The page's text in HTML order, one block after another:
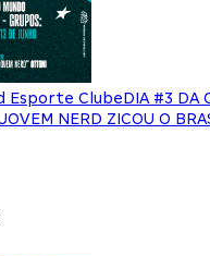
Esporte ClubeDIA #3 DA
NERD ZICOU O